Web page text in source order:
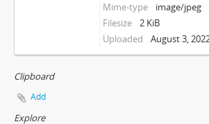
Mime-type
image/jpeg
Filesize
2 KiB
Uploaded
August 3,
Clipboard
Add
Explore